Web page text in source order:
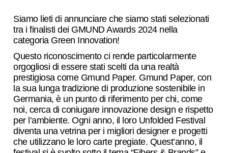
Siamo lieti di annunciare che siamo stati selezionati
tra i finalisti dei GMUND Awards 2024 nella
categoria Green Innovation!
Questo riconoscimento ci rende particolarmente
orgogliosi di essere stati scelti da una realtà
prestigiosa come Gmund Paper. Gmund Paper, con
la sua lunga tradizione di produzione sostenibile in
Germania, è un punto di riferimento per chi, come
noi, cerca di coniugare innovazione design e rispetto
per l’ambiente. Ogni anno, il loro Unfolded Festival
diventa una vetrina per i migliori designer e progetti
che utilizzano le loro carte pregiate. Quest’anno, il